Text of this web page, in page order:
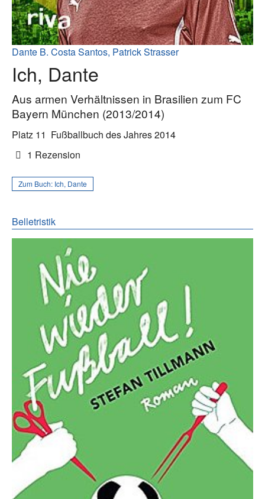
Dante B. Costa Santos, Patrick Strasser
Ich, Dante
Aus armen Verhältnissen in Brasilien zum FC
Bayern München (2013/2014)
Platz 11 Fußballbuch des Jahres 2014
1 Rezension
Zum Buch: Ich, Dante
Belletristik